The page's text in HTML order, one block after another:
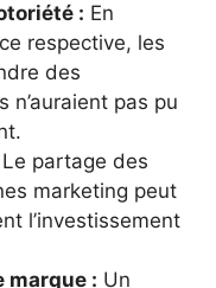
: En
respective, les
des
n’auraient pas pu
Le partage des
marketing peut
l’investissement
marque : Un